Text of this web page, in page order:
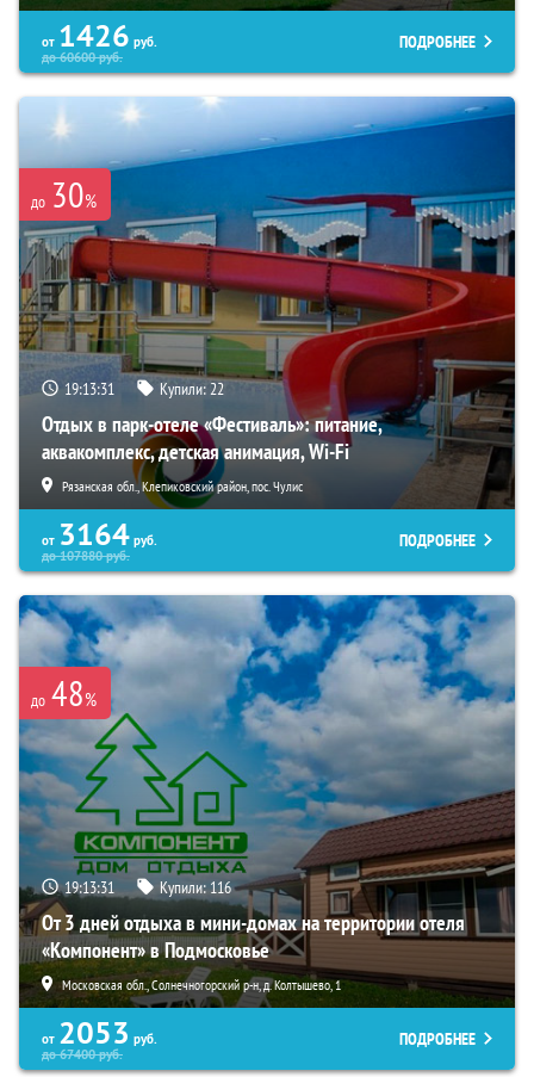
от 1426 руб.
до60600руб.
ПОДРОБНЕЕ
до 30%
19:13:29 Купили:22
Отдых в парк-отеле «Фестиваль»: питание,
аквакомплекс, детская анимация, Wi-Fi
Рязанская обл., Клепиковский район, пос. Чулис
от 3164 руб.
до107880руб.
ПОДРОБНЕЕ
до 48%
19:13:29 Купили: 116
От 3 дней отдыха в мини-домах на территории отеля
«Компонент» в Подмосковье
Московская обл., Солнечногорский р-н, д. Колтышево, 1
от 2053 руб.
до67400руб.
ПОДРОБНЕЕ